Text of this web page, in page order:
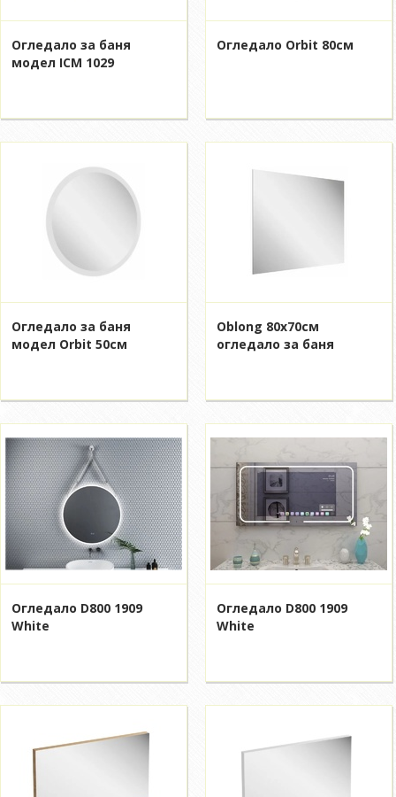
Огледало за баня
модел ICM 1029
Огледало Orbit 80см
Огледало за баня
модел Orbit 50см
Oblong 80x70см
огледало за баня
Огледало D800 1909
White
Огледало D800 1909
White